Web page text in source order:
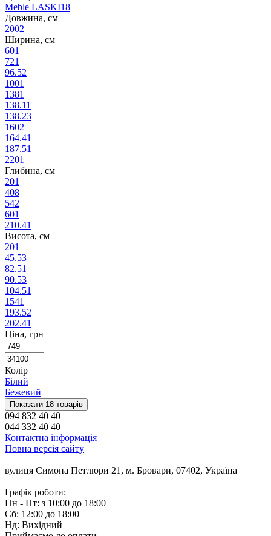
Meble LASKI18
Довжина, см
2002
Ширина, см
601
721
96.52
1001
1381
138.11
138.23
1602
164.41
187.51
2201
Глибина, см
201
408
542
601
210.41
Висота, см
201
45.53
82.51
90.53
104.51
1541
193.52
202.41
Ціна, грн
Колір
Білий
Бежевий
Показати 18 товарів
094 832 40 40
044 332 40 40
Контактна інформація
Повна версія сайту
вулиця Симона Петлюри 21, м. Бровари, 07402, Україна
Графік роботи:
Пн - Пт: з 10:00 до 18:00
Сб: 12:00 до 18:00
Нд: Вихідний